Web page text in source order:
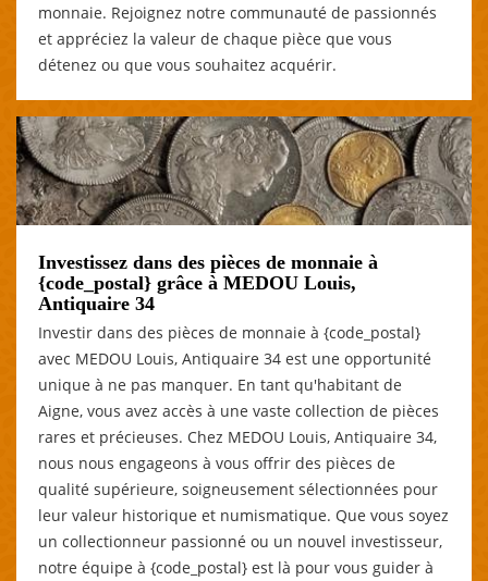
monnaie. Rejoignez notre communauté de passionnés
et appréciez la valeur de chaque pièce que vous
détenez ou que vous souhaitez acquérir.
Investissez dans des pièces de monnaie à
{code_postal} grâce à MEDOU Louis,
Antiquaire 34
Investir dans des pièces de monnaie à {code_postal}
avec MEDOU Louis, Antiquaire 34 est une opportunité
unique à ne pas manquer. En tant qu'habitant de
Aigne, vous avez accès à une vaste collection de pièces
rares et précieuses. Chez MEDOU Louis, Antiquaire 34,
nous nous engageons à vous offrir des pièces de
qualité supérieure, soigneusement sélectionnées pour
leur valeur historique et numismatique. Que vous soyez
un collectionneur passionné ou un nouvel investisseur,
notre équipe à {code_postal} est là pour vous guider à